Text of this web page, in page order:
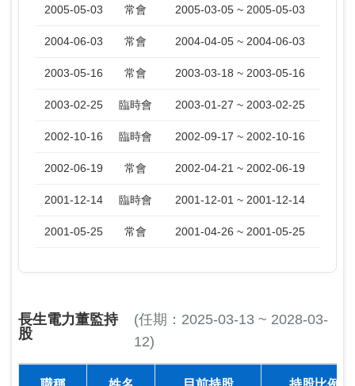
2005-05-03 常會 2005-03-05 ~ 2005-05-03
2004-06-03 常會 2004-04-05 ~ 2004-06-03
2003-05-16 常會 2003-03-18 ~ 2003-05-16
2003-02-25 臨時會 2003-01-27 ~ 2003-02-25
2002-10-16 臨時會 2002-09-17 ~ 2002-10-16
2002-06-19 常會 2002-04-21 ~ 2002-06-19
2001-12-14 臨時會 2001-12-01 ~ 2001-12-14
2001-05-25 常會 2001-04-26 ~ 2001-05-25
長生電力董監持
股
(任期：2025-03-13 ~ 2028-03-
12)